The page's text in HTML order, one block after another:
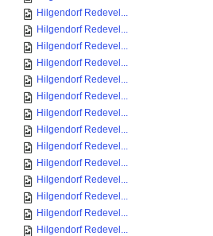
Hilgendorf Redevel...
Hilgendorf Redevel...
Hilgendorf Redevel...
Hilgendorf Redevel...
Hilgendorf Redevel...
Hilgendorf Redevel...
Hilgendorf Redevel...
Hilgendorf Redevel...
Hilgendorf Redevel...
Hilgendorf Redevel...
Hilgendorf Redevel...
Hilgendorf Redevel...
Hilgendorf Redevel...
Hilgendorf Redevel...